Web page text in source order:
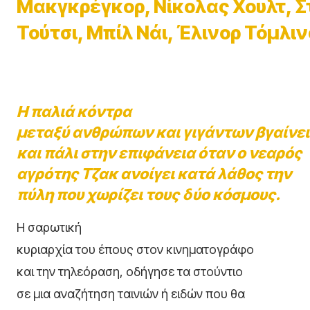
Μακγκρέγκορ, Νίκολας Χουλτ,
Τούτσι, Μπίλ Νάι, Έλινορ
Η παλιά κόντρα
μεταξύ ανθρώπων και γιγάντων βγαίνει
και πάλι στην επιφάνεια όταν ο νεαρός
αγρότης Τζακ ανοίγει κατά λάθος την
πύλη που χωρίζει τους δύο κόσμους.
Η σαρωτική
κυριαρχία του έπους στον κινηματογράφο
και την τηλεόραση, οδήγησε τα στούντιο
σε μια αναζήτηση ταινιών ή ειδών που θα